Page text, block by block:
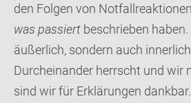
den Folgen von
was passiert beschrieben
äußerlich, sondern auch
Durcheinander herrscht und wir
sind wir für Erklärungen